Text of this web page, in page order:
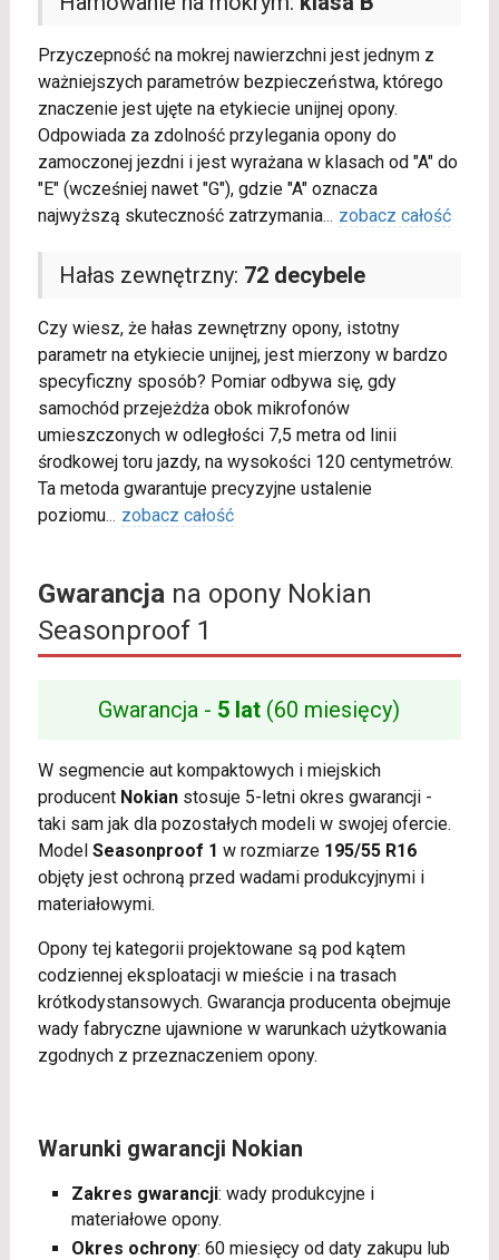
Przyczepność na mokrej nawierzchni jest jednym z
ważniejszych parametrów bezpieczeństwa, którego
znaczenie jest ujęte na etykiecie unijnej opony.
Odpowiada za zdolność przylegania opony do
zamoczonej jezdni i jest wyrażana w klasach od "A" do
"E" (wcześniej nawet "G"), gdzie "A" oznacza
najwyższą skuteczność zatrzymania... zobacz całość
Hałas zewnętrzny: 72 decybele
Czy wiesz, że hałas zewnętrzny opony, istotny
parametr na etykiecie unijnej, jest mierzony w bardzo
specyficzny sposób? Pomiar odbywa się, gdy
samochód przejeżdża obok mikrofonów
umieszczonych w odległości 7,5 metra od linii
środkowej toru jazdy, na wysokości 120 centymetrów.
Ta metoda gwarantuje precyzyjne ustalenie
poziomu... zobacz całość
Gwarancjana opony Nokian
Seasonproof 1
Gwarancja - 5 lat (60 miesięcy)
W segmencie aut kompaktowych i miejskich
producent Nokianstosuje 5-letni okres gwarancji -
taki sam jak dla pozostałych modeli w swojej ofercie.
Model Seasonproof 1 w rozmiarze 195/55 R16
objęty jest ochroną przed wadami produkcyjnymi i
materiałowymi.
Opony tej kategorii projektowane są pod kątem
codziennej eksploatacji w mieście i na trasach
krótkodystansowych. Gwarancja producenta obejmuje
wady fabryczne ujawnione w warunkach użytkowania
zgodnych z przeznaczeniem opony.
Warunki gwarancji Nokian
Zakres gwarancji: wady produkcyjne i
materiałowe opony.
Okres ochrony: 60 miesięcy od daty zakupu lub